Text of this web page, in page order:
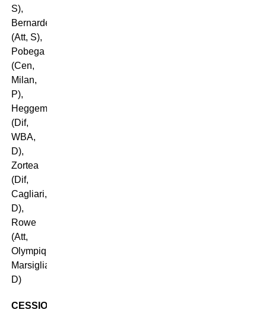
S),
Bernardeschi
(Att, S),
Pobega
(Cen,
Milan,
P),
Heggem
(Dif,
WBA,
D),
Zortea
(Dif,
Cagliari,
D),
Rowe
(Att,
Olympique
Marsiglia,
D)
CESSIONI